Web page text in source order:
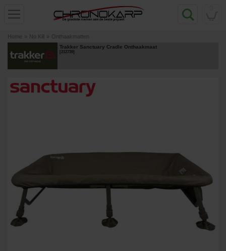
Home » No Kill » Onthaakmatten
Trakker Sanctuary Cradle Onthaakmaat
[212739]